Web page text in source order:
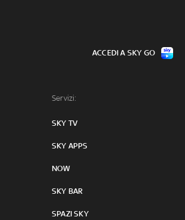
Servizi:
SKY TV
SKY APPS
NOW
SKY BAR
SPAZI SKY
ACCEDI A SKY GO